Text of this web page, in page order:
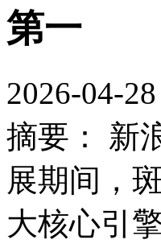
第一
2026-04-
摘要： 新
展期间，
大核心引